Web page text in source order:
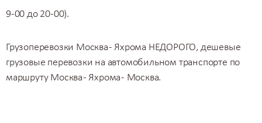
9-00 до 20-00).
Грузоперевозки Москва - Яхрома НЕДОРОГО, дешевые
грузовые перевозки на автомобильном транспорте по
маршруту Москва - Яхрома - Москва.